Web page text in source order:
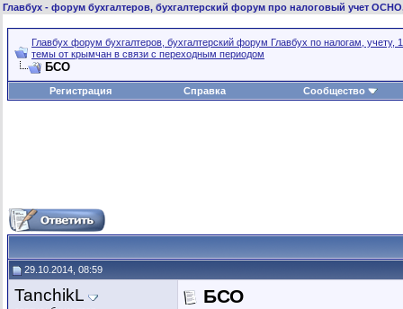
Главбух - форум бухгалтеров, бухгалтерский форум про налоговый учет
Главбух форум бухгалтеров, бухгалтерский форум Главбух по налогам, учету,
темы от крымчан в связи с переходным периодом
БСО
Регистрация Справка Сообщество
29.10.2014, 08:59
TanchikL БСО